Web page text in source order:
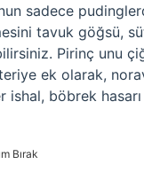
sadece
tavuk göğsü,
Pirinç unu
ek olarak,
ishal, böbrek
Bırak